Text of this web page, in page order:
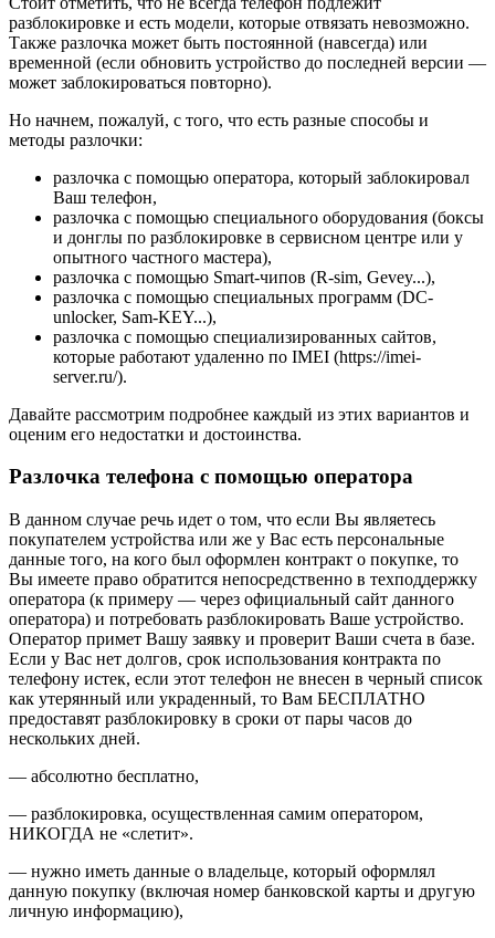
разблокировке и есть модели, которые отвязать невозможно.
Также разлочка может быть постоянной (навсегда) или
временной (если обновить устройство до последней версии —
может заблокироваться повторно).
Но начнем, пожалуй, с того, что есть разные способы и
методы разлочки:
разлочка с помощью оператора, который заблокировал
Ваш телефон,
разлочка с помощью специального оборудования (боксы
и донглы по разблокировке в сервисном центре или у
опытного частного мастера),
разлочка с помощью Smart-чипов (R-sim, Gevey...),
разлочка с помощью специальных программ (DC-
unlocker, Sam-KEY...),
разлочка с помощью специализированных сайтов,
которые работают удаленно по IMEI (https://imei-
server.ru/).
Давайте рассмотрим подробнее каждый из этих вариантов и
оценим его недостатки и достоинства.
Разлочка телефона с помощью оператора
В данном случае речь идет о том, что если Вы являетесь
покупателем устройства или же у Вас есть персональные
данные того, на кого был оформлен контракт о покупке, то
Вы имеете право обратится непосредственно в техподдержку
оператора (к примеру — через официальный сайт данного
оператора) и потребовать разблокировать Ваше устройство.
Оператор примет Вашу заявку и проверит Ваши счета в базе.
Если у Вас нет долгов, срок использования контракта по
телефону истек, если этот телефон не внесен в черный список
как утерянный или украденный, то Вам БЕСПЛАТНО
предоставят разблокировку в сроки от пары часов до
нескольких дней.
— абсолютно бесплатно,
— разблокировка, осуществленная самим оператором,
НИКОГДА не «слетит».
— нужно иметь данные о владельце, который оформлял
данную покупку (включая номер банковской карты и другую
личную информацию),